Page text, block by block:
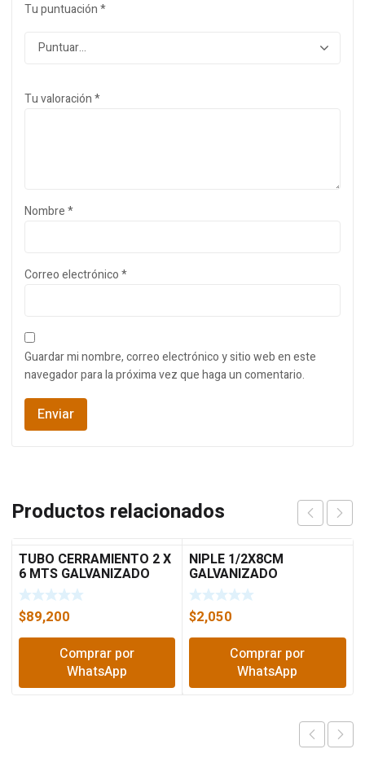
Tu puntuación*
Tu valoración*
Nombre*
Correo electrónico*
Guardar mi nombre, correo electrónico y sitio web en este
navegador para la próxima vez que haga un comentario.
Productos relacionados
TUBO CERRAMIENTO 2 X
6 MTS GALVANIZADO
C18
$89,200
Comprar por
WhatsApp
NIPLE 1/2X8CM
GALVANIZADO
$2,050
Comprar por
WhatsApp